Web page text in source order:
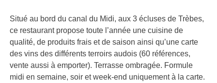
Situé au bord du canal du Midi, aux 3 écluses de Trèbes,
ce restaurant propose toute l’année une cuisine de
qualité, de produits frais et de saison ainsi qu’une carte
des vins des différents terroirs audois (60 références,
vente aussi à emporter). Terrasse ombragée. Formule
midi en semaine, soir et week-end uniquement à la carte.